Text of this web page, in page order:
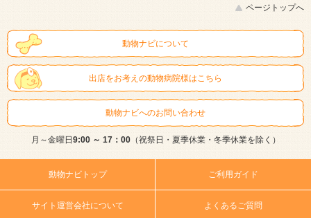
ページトップへ
動物ナビについて
出店をお考えの動物病院様はこちら
動物ナビへのお問い合わせ
月～金曜日 9:00 ～ 17：00（祝祭日・夏季休業・冬季休業を除く）
動物ナビトップ ご利用ガイド
サイト運営会社について よくあるご質問